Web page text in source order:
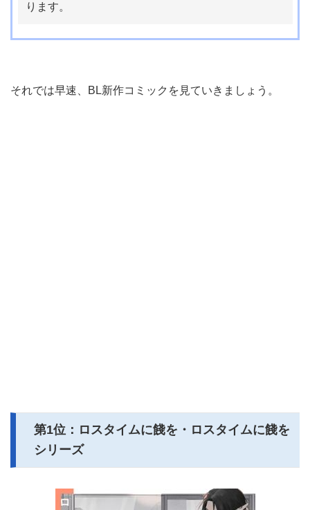
ります。
それでは早速、BL新作コミックを見ていきましょう。
第1位：ロスタイムに餞を・ロスタイムに餞を
シリーズ